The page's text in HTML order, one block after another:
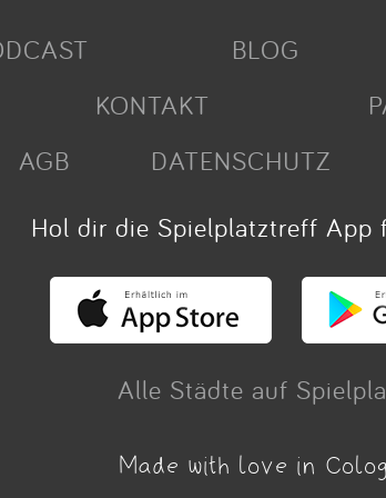
BLOG
KONTAKT
AGB
DATENSCHUTZ
Hol dir die Spielplatztreff App
Alle Städte auf
Made with love in